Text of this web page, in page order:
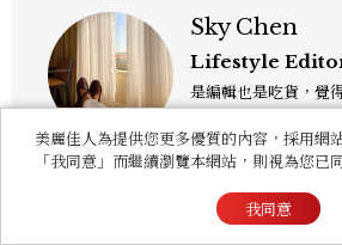
Sky Chen
Lifestyle
是編輯也是吃貨，覺
方「食事，365日」
誌與數位平台，主要
酒、設計與旅遊文化
廚對談等等專題，以
美麗佳人為提供您更多優質的內容，採用網
「我同意」而繼續瀏覽本網站，則視為您已
我同意